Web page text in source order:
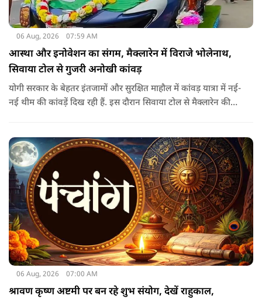
06 Aug, 2026 07:59 AM
आस्था और इनोवेशन का संगम, मैक्लारेन में विराजे भोलेनाथ,
सिवाया टोल से गुजरी अनोखी कांवड़
योगी सरकार के बेहतर इंतजामों और सुरक्षित माहौल में कांवड़ यात्रा में नई-
नई थीम की कांवड़ें दिख रही हैं. इस दौरान सिवाया टोल से मैक्लारेन की
06 Aug, 2026 07:00 AM
श्रावण कृष्ण अष्टमी पर बन रहे शुभ संयोग, देखें राहुकाल,